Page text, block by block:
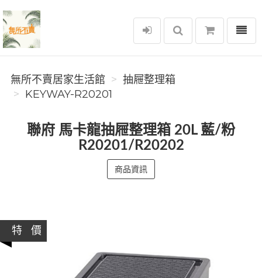
無所不賣居家生活館
選單
無所不賣居家生活館
抽屜整理箱
KEYWAY-R20201
聯府 馬卡龍抽屜整理箱 20L 藍/粉
R20201/R20202
商品資訊
特 價